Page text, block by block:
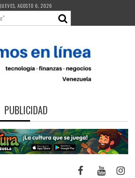
JUEVES, AGOSTO 6, 2026
PUBLICIDAD